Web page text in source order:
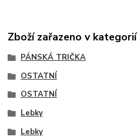
Zboží zařazeno v
PÁNSKÁ TRIČKA
OSTATNÍ
OSTATNÍ
Lebky
Lebky